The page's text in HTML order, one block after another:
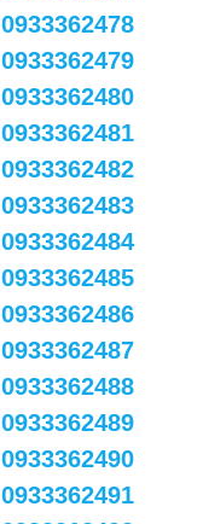
0933362478
0933362479
0933362480
0933362481
0933362482
0933362483
0933362484
0933362485
0933362486
0933362487
0933362488
0933362489
0933362490
0933362491